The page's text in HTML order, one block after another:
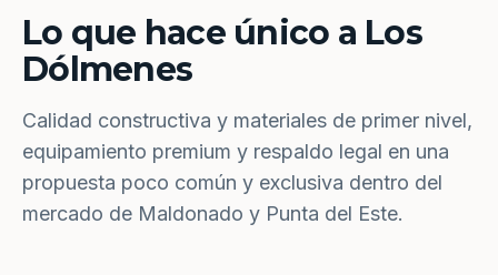
Lo que hace único a Los
Dólmenes
Calidad constructiva y materiales de primer nivel,
equipamiento premium y respaldo legal en una
propuesta poco común y exclusiva dentro del
mercado de Maldonado y Punta del Este.